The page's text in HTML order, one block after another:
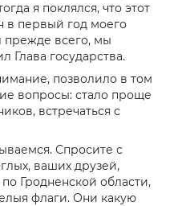
я поклялся, что этот
в первый год моего
прежде всего, мы
Глава государства.
позволило в том
вопросы: стало проще
встречаться с
Спросите с
ваших друзей,
Гродненской области,
флаги. Они какую